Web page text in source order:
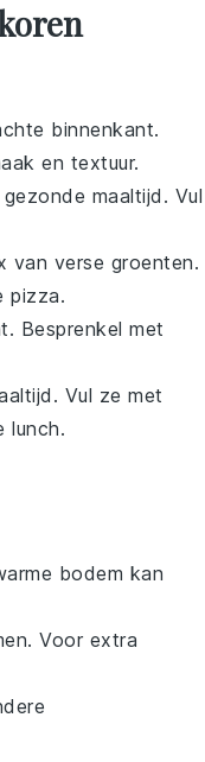
binnenkant.
en textuur.
maaltijd. Vul
van verse groenten.
pizza.
Besprenkel met
Vul ze met
lunch.
bodem kan
Voor extra